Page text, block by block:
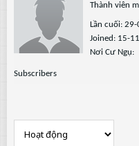
Thành viên
Lần cuối:
Joined: 15-
Nơi Cư Ngụ:
Subscribers